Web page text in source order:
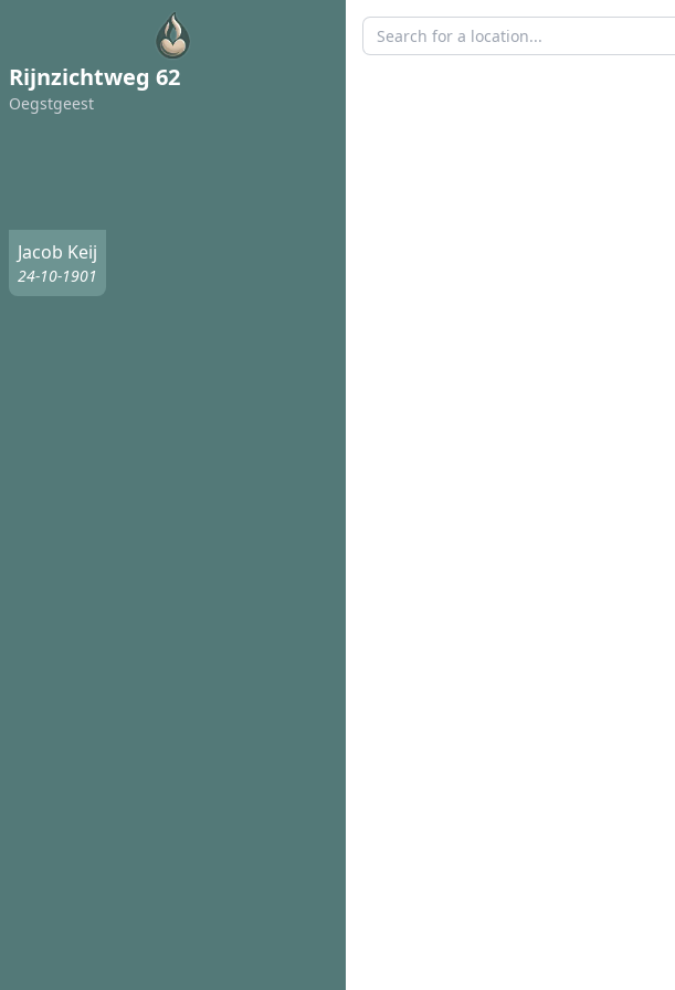
Rijnzichtweg 62
Oegstgeest
Jacob Keij
24-10-1901